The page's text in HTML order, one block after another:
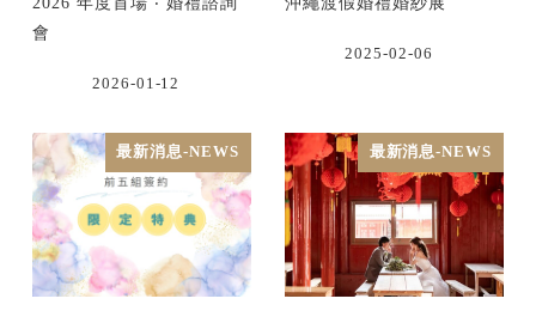
會
2026-01-12
2025-02-06
最新消息-NEWS 最新消息-NEWS